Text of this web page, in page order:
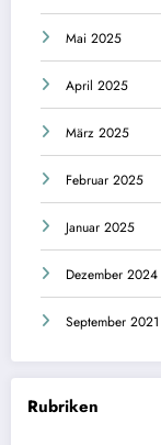
Mai 2025
April 2025
März 2025
Februar 2025
Januar 2025
Dezember 2024
September 2021
Rubriken